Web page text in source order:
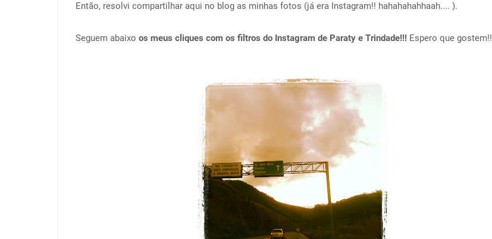
Então, resolvi compartilhar aqui no blog as minhas fotos (já era Instagram!! hahahahahhaah.... ).
Seguem abaixo os meus cliques com os filtros do Instagram de Paraty e Trindade!!! Espero que gostem!!